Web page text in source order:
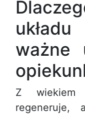
Z wiekiem
regeneruje,